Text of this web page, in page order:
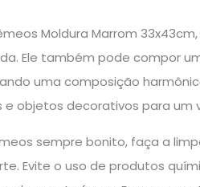
Moldura Marrom
Ele também pode compor
uma composição
objetos decorativos para um
sempre bonito, faça a
Evite o uso de produtos